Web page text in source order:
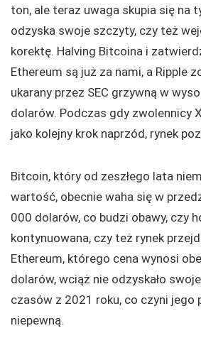
ton, ale teraz uwaga skupia się na
odzyska swoje szczyty, czy też
korektę. Halving Bitcoina i
Ethereum są już za nami, a Ripple
ukarany przez SEC grzywną w
dolarów. Podczas gdy zwolennicy
jako kolejny krok naprzód, rynek
Bitcoin, który od zeszłego lata
wartość, obecnie waha się w
000 dolarów, co budzi obawy, czy
kontynuowana, czy też rynek
Ethereum, którego cena wynosi
dolarów, wciąż nie odzyskało
czasów z 2021 roku, co czyni jego
niepewną.